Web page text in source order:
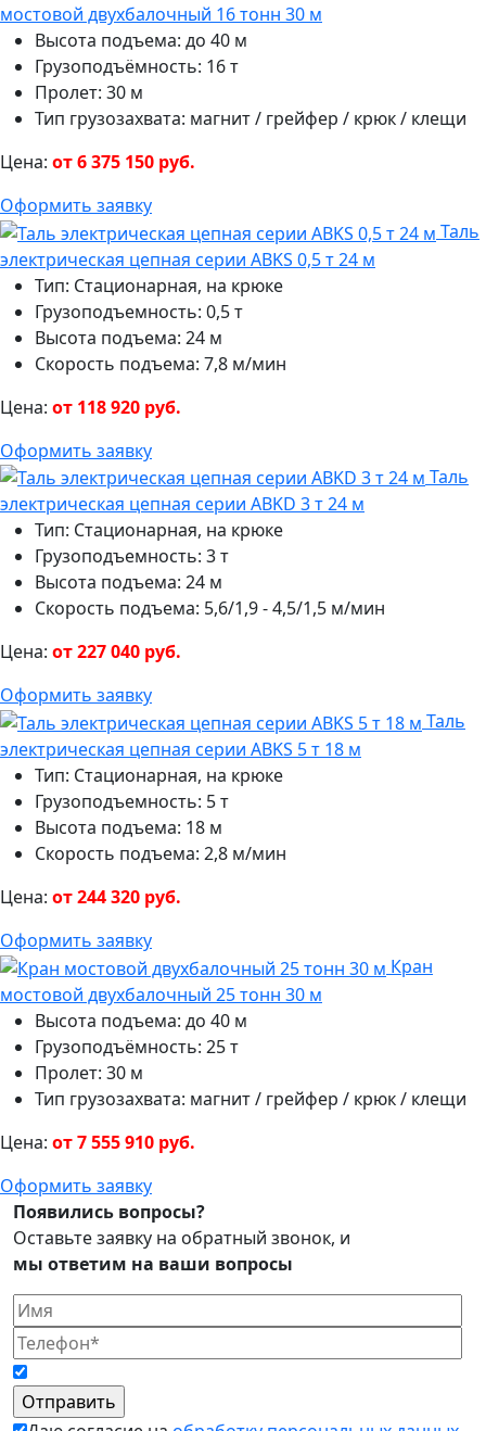
мостовой двухбалочный 16 тонн 30 м
Высота подъема: до 40 м
Грузоподъёмность: 16 т
Пролет: 30 м
Тип грузозахвата: магнит / грейфер / крюк / клещи
Цена: от 6 375 150 руб.
Оформить заявку
Таль
электрическая цепная серии ABKS 0,5 т 24 м
Тип: Стационарная, на крюке
Грузоподъемность: 0,5 т
Высота подъема: 24 м
Скорость подъема: 7,8 м/мин
Цена: от 118 920 руб.
Оформить заявку
Таль
электрическая цепная серии ABKD 3 т 24 м
Тип: Стационарная, на крюке
Грузоподъемность: 3 т
Высота подъема: 24 м
Скорость подъема: 5,6/1,9 - 4,5/1,5 м/мин
Цена: от 227 040 руб.
Оформить заявку
Таль
электрическая цепная серии ABKS 5 т 18 м
Тип: Стационарная, на крюке
Грузоподъемность: 5 т
Высота подъема: 18 м
Скорость подъема: 2,8 м/мин
Цена: от 244 320 руб.
Оформить заявку
Кран
мостовой двухбалочный 25 тонн 30 м
Высота подъема: до 40 м
Грузоподъёмность: 25 т
Пролет: 30 м
Тип грузозахвата: магнит / грейфер / крюк / клещи
Цена: от 7 555 910 руб.
Оформить заявку
Появились вопросы?
Оставьте заявку на обратный звонок, и
мы ответим на ваши вопросы